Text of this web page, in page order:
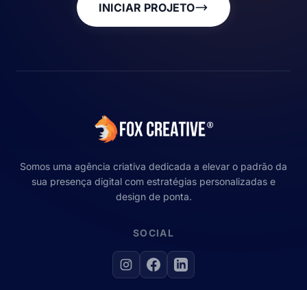
INICIAR PROJETO
Somos uma agência criativa dedicada a elevar o padrão da
sua presença digital com estratégias personalizadas e
design de ponta.
SOCIAL